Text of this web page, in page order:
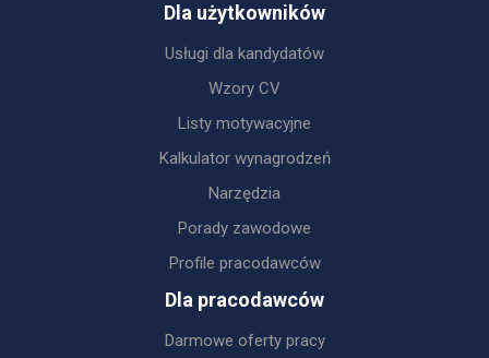
Dla użytkowników
Usługi dla kandydatów
Wzory CV
Listy motywacyjne
Kalkulator wynagrodzeń
Narzędzia
Porady zawodowe
Profile pracodawców
Dla pracodawców
Darmowe oferty pracy